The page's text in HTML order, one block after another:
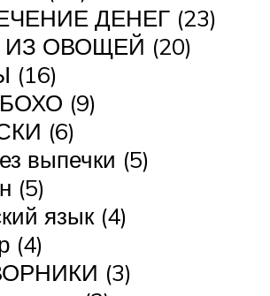
ДЕНЕГ (23)
ОВОЩЕЙ (20)
(16)
(9)
(6)
выпечки (5)
(5)
язык (4)
(4)
(3)